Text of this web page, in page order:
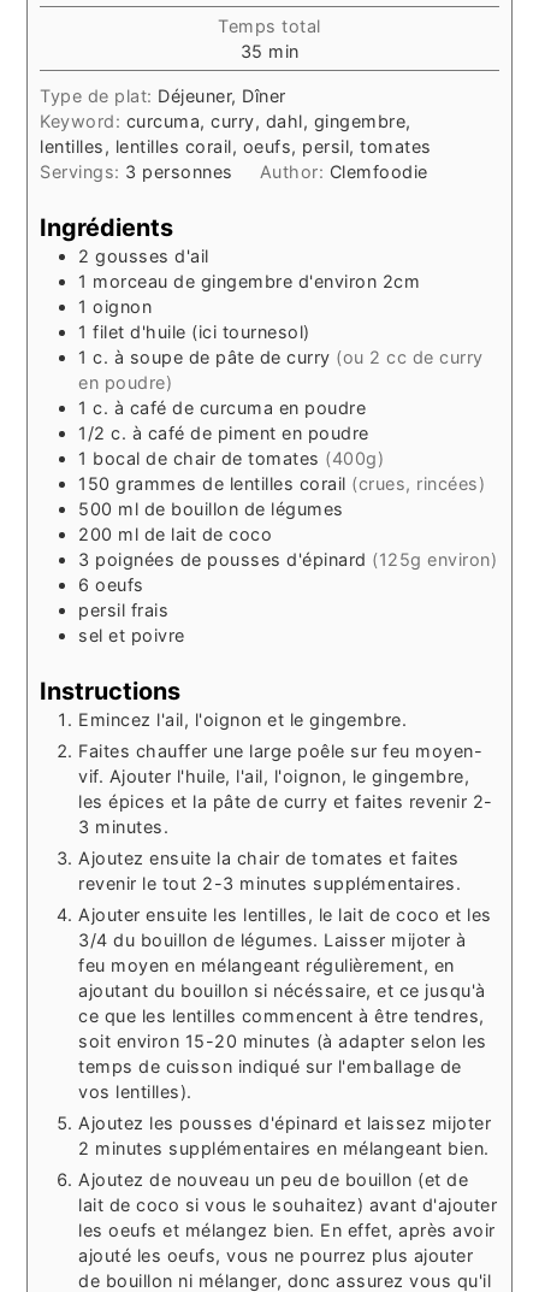
Temps total
35 minutes
min
Type de plat: Déjeuner, Dîner
Keyword: curcuma, curry, dahl, gingembre,
lentilles, lentilles corail, oeufs, persil, tomates
Servings: 3 personnes Author: Clemfoodie
Ingrédients
2 gousses d'ail
1 morceau de gingembre d'environ 2cm
1 oignon
1 filet d'huile (ici tournesol)
1 c. à soupe de pâte de curry (ou 2 cc de curry
en poudre)
1 c. à café de curcuma en poudre
1/2 c. à café de piment en poudre
1 bocal de chair de tomates (400g)
150 grammes de lentilles corail (crues, rincées)
500 ml de bouillon de légumes
200 ml de lait de coco
3 poignées de pousses d'épinard (125g environ)
6 oeufs
persil frais
sel et poivre
Instructions
Emincez l'ail, l'oignon et le gingembre.
Faites chauffer une large poêle sur feu moyen-
vif. Ajouter l'huile, l'ail, l'oignon, le gingembre,
les épices et la pâte de curry et faites revenir 2-
3 minutes.
Ajoutez ensuite la chair de tomates et faites
revenir le tout 2-3 minutes supplémentaires.
Ajouter ensuite les lentilles, le lait de coco et les
3/4 du bouillon de légumes. Laisser mijoter à
feu moyen en mélangeant régulièrement, en
ajoutant du bouillon si nécéssaire, et ce jusqu'à
ce que les lentilles commencent à être tendres,
soit environ 15-20 minutes (à adapter selon les
temps de cuisson indiqué sur l'emballage de
vos lentilles).
Ajoutez les pousses d'épinard et laissez mijoter
2 minutes supplémentaires en mélangeant bien.
Ajoutez de nouveau un peu de bouillon (et de
lait de coco si vous le souhaitez) avant d'ajouter
les oeufs et mélangez bien. En effet, après avoir
ajouté les oeufs, vous ne pourrez plus ajouter
de bouillon ni mélanger, donc assurez vous qu'il